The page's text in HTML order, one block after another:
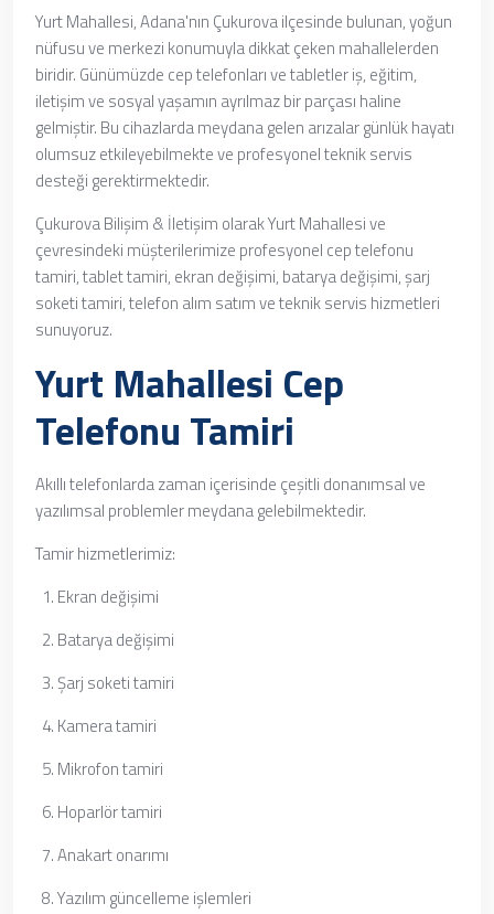
Yurt Mahallesi, Adana'nın Çukurova ilçesinde bulunan, yoğun
nüfusu ve merkezi konumuyla dikkat çeken mahallelerden
biridir. Günümüzde cep telefonları ve tabletler iş, eğitim,
iletişim ve sosyal yaşamın ayrılmaz bir parçası haline
gelmiştir. Bu cihazlarda meydana gelen arızalar günlük hayatı
olumsuz etkileyebilmekte ve profesyonel teknik servis
desteği gerektirmektedir.
Çukurova Bilişim & İletişim olarak Yurt Mahallesi ve
çevresindeki müşterilerimize profesyonel cep telefonu
tamiri, tablet tamiri, ekran değişimi, batarya değişimi, şarj
soketi tamiri, telefon alım satım ve teknik servis hizmetleri
sunuyoruz.
Yurt Mahallesi Cep
Telefonu Tamiri
Akıllı telefonlarda zaman içerisinde çeşitli donanımsal ve
yazılımsal problemler meydana gelebilmektedir.
Tamir hizmetlerimiz:
Ekran değişimi
Batarya değişimi
Şarj soketi tamiri
Kamera tamiri
Mikrofon tamiri
Hoparlör tamiri
Anakart onarımı
Yazılım güncelleme işlemleri